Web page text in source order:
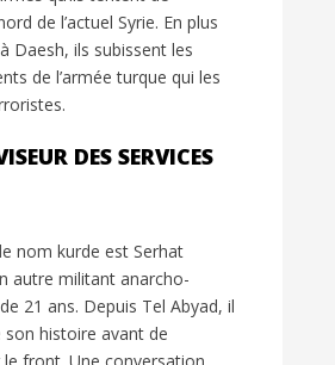
de l’actuel Syrie. En plus
Daesh, ils subissent les
de l’armée turque qui les
DES SERVICES
nom kurde est Serhat
autre militant anarcho-
21 ans. Depuis Tel Abyad, il
histoire avant de